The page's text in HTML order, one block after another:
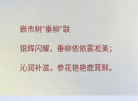
学习PS
电脑旧事
嵌市树“垂柳”联
银辉闪耀，垂柳依依雾凇美；
沁润补滋，参花艳艳鹿茸鲜。